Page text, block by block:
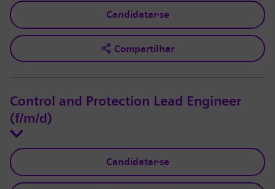
Candidatar-se
Compartilhar
Control and Protection Lead Engineer
(f/m/d)
Candidatar-se